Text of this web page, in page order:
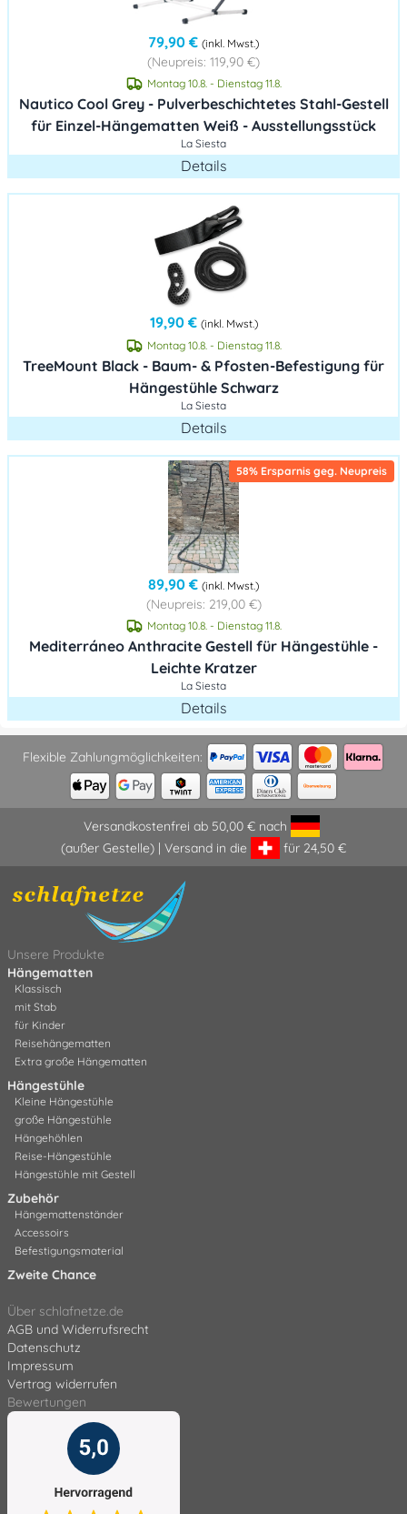
79,90 € (inkl. Mwst.)
(Neupreis: 119,90 €)
Montag 10.8. - Dienstag 11.8.
Nautico Cool Grey - Pulverbeschichtetes Stahl-Gestell
für Einzel-Hängematten Weiß - Ausstellungsstück
La Siesta
Details
19,90 € (inkl. Mwst.)
Montag 10.8. - Dienstag 11.8.
TreeMount Black - Baum- & Pfosten-Befestigung für
Hängestühle Schwarz
La Siesta
Details
58% Ersparnis geg. Neupreis
89,90 € (inkl. Mwst.)
(Neupreis: 219,00 €)
Montag 10.8. - Dienstag 11.8.
Mediterráneo Anthracite Gestell für Hängestühle -
Leichte Kratzer
La Siesta
Details
Flexible Zahlungmöglichkeiten:
Versandkostenfrei ab 50,00 € nach
(außer Gestelle) | Versand in die
für 24,50 €
Unsere Produkte
Hängematten
Klassisch
mit Stab
für Kinder
Reisehängematten
Extra große Hängematten
Hängestühle
Kleine Hängestühle
große Hängestühle
Hängehöhlen
Reise-Hängestühle
Hängestühle mit Gestell
Zubehör
Hängemattenständer
Accessoirs
Befestigungsmaterial
Zweite Chance
Über schlafnetze.de
AGB und Widerrufsrecht
Datenschutz
Impressum
Vertrag widerrufen
Bewertungen